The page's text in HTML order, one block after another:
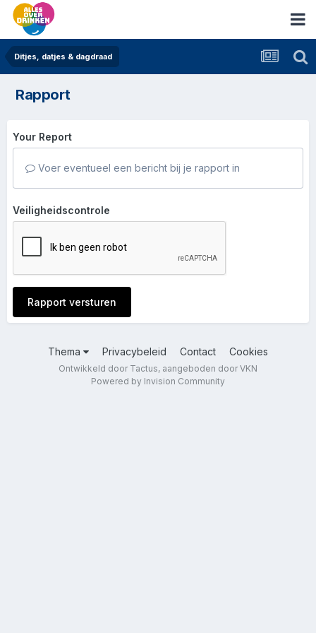
Ditjes, datjes & dagdraad
Rapport
Your Report
Voer eventueel een bericht bij je rapport in
Veiligheidscontrole
Rapport versturen
Thema Privacybeleid Contact Cookies
Ontwikkeld door Tactus, aangeboden door VKN
Powered by Invision Community